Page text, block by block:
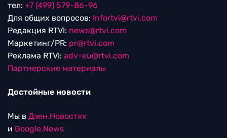
тел: +7 (499) 579-86-96
Для общих вопросов: Infortvi@rtvi.com
Редакция RTVI: news@rtvi.com
Маркетинг/PR: pr@rtvi.com
Реклама RTVI: adv-eu@rtvi.com
Партнерские материалы
Достойные новости
Мы в Дзен.Новостях
и Google.News